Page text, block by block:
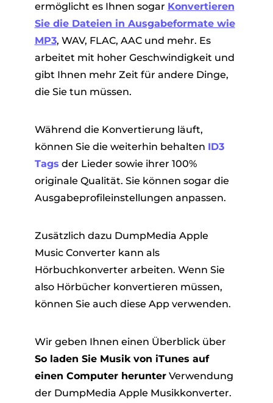
ermöglicht es Ihnen sogar Konvertieren
Sie die Dateien in Ausgabeformate wie
MP3, WAV, FLAC, AAC und mehr. Es
arbeitet mit hoher Geschwindigkeit und
gibt Ihnen mehr Zeit für andere Dinge,
die Sie tun müssen.
Während die Konvertierung läuft,
können Sie die weiterhin behalten ID3
Tags der Lieder sowie ihrer 100%
originale Qualität. Sie können sogar die
Ausgabeprofileinstellungen anpassen.
Zusätzlich dazu DumpMedia Apple
Music Converter kann als
Hörbuchkonverter arbeiten. Wenn Sie
also Hörbücher konvertieren müssen,
können Sie auch diese App verwenden.
Wir geben Ihnen einen Überblick über
So laden Sie Musik von iTunes auf
einen Computer herunterVerwendung
der DumpMedia Apple Musikkonverter.